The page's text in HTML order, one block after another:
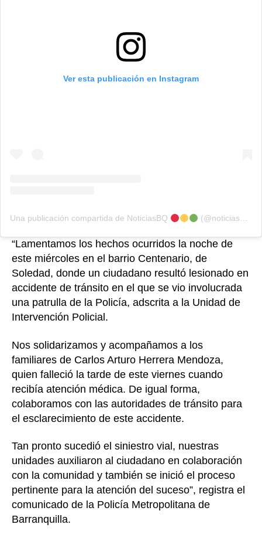
Ver esta publicación en Instagram
Una publicación compartida de NoticiasBQ (@noticiasbq1)
“Lamentamos los hechos ocurridos la noche de
este miércoles en el barrio Centenario, de
Soledad, donde un ciudadano resultó lesionado en
accidente de tránsito en el que se vio involucrada
una patrulla de la Policía, adscrita a la Unidad de
Intervención Policial.
Nos solidarizamos y acompañamos a los
familiares de Carlos Arturo Herrera Mendoza,
quien falleció la tarde de este viernes cuando
recibía atención médica. De igual forma,
colaboramos con las autoridades de tránsito para
el esclarecimiento de este accidente.
Tan pronto sucedió el siniestro vial, nuestras
unidades auxiliaron al ciudadano en colaboración
con la comunidad y también se inició el proceso
pertinente para la atención del suceso”, registra el
comunicado de la Policía Metropolitana de
Barranquilla.